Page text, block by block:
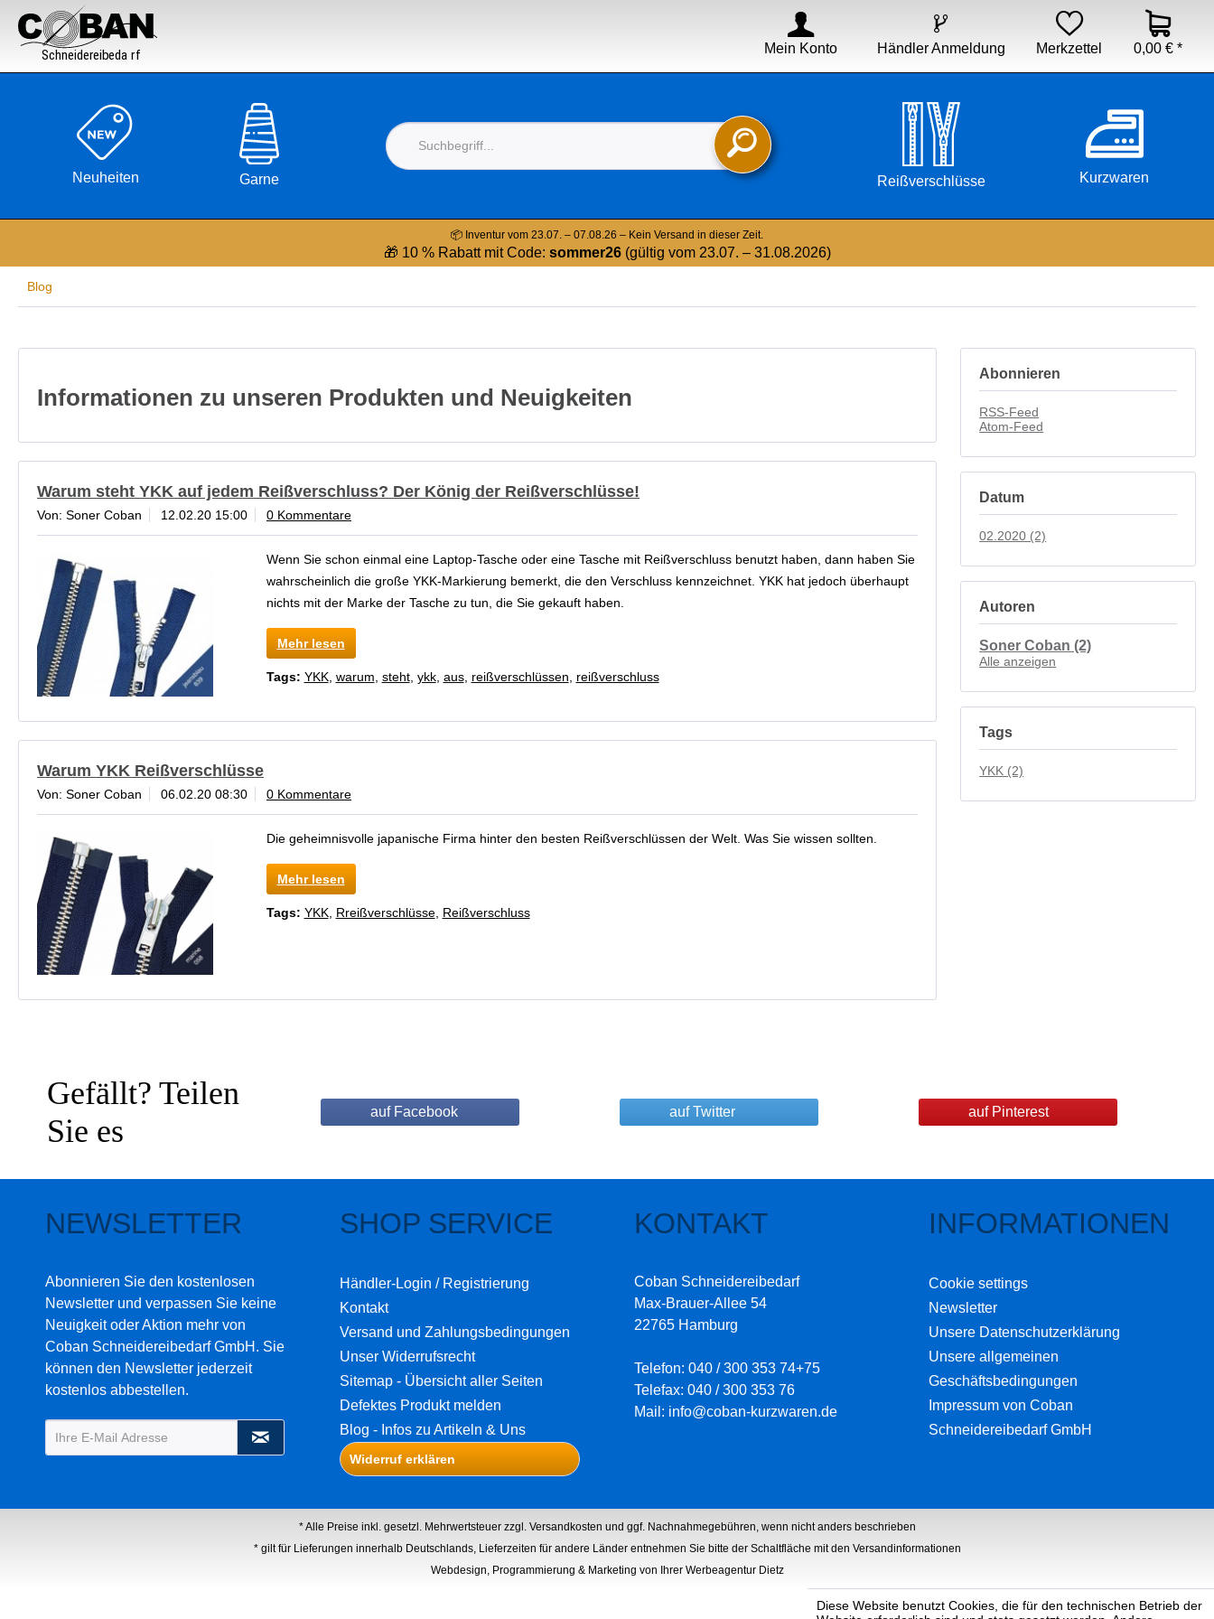
Mein Konto Händler Anmeldung

Merkzettel

0,00 € *

Neuheiten Garne

Reißverschlüsse Kurzwaren
📦 Inventur vom 23.07. – 07.08.26 – Kein Versand in dieser Zeit.
🎁 10 % Rabatt mit Code: sommer26(gültig vom 23.07. – 31.08.2026)
Blog
Abonnieren
RSS-Feed
Atom-Feed
Datum
02.2020 (2)
Autoren
Soner Coban (2)
Alle anzeigen
Tags
YKK (2)
Informationen zu unseren Produkten und Neuigkeiten
Warum steht YKK auf jedem Reißverschluss? Der König der Reißverschlüsse!
Von: Soner Coban 12.02.20 15:00 0 Kommentare
Wenn Sie schon einmal eine Laptop-Tasche oder eine Tasche mit Reißverschluss benutzt haben, dann haben Sie
wahrscheinlich die große YKK-Markierung bemerkt, die den Verschluss kennzeichnet. YKK hat jedoch überhaupt
nichts mit der Marke der Tasche zu tun, die Sie gekauft haben.
Mehr lesen
Tags: YKK, warum steht, ykk, aus, reißverschlüssen reißverschluss
Warum YKK Reißverschlüsse
Von: Soner Coban 06.02.20 08:30 0 Kommentare
Die geheimnisvolle japanische Firma hinter den besten Reißverschlüssen der Welt. Was Sie wissen sollten.
Mehr lesen
Tags: YKK, Rreißverschlüsse, Reißverschluss
Gefällt? Teilen
Sie es
auf Facebook auf Twitter auf Pinterest
NEWSLETTER
Abonnieren Sie den kostenlosen
Newsletter und verpassen Sie keine
Neuigkeit oder Aktion mehr von
Coban Schneidereibedarf GmbH. Sie
können den Newsletter jederzeit
kostenlos abbestellen.
SHOP SERVICE
Händler-Login / Registrierung
Kontakt
Versand und Zahlungsbedingungen
Unser Widerrufsrecht
Sitemap - Übersicht aller Seiten
Defektes Produkt melden
Blog - Infos zu Artikeln & Uns
Widerruf erklären
KONTAKT
Coban Schneidereibedarf
Max-Brauer-Allee 54
22765 Hamburg
Telefon: 040 / 300 353 74+75
Telefax: 040 / 300 353 76
Mail: info@coban-kurzwaren.de
INFORMATIONEN
Cookie settings
Newsletter
Unsere Datenschutzerklärung
Unsere allgemeinen
Geschäftsbedingungen
Impressum von Coban
Schneidereibedarf GmbH
* Alle Preise inkl. gesetzl. Mehrwertsteuer zzgl. Versandkosten und ggf. Nachnahmegebühren, wenn nicht anders beschrieben
* gilt für Lieferungen innerhalb Deutschlands, Lieferzeiten für andere Länder entnehmen Sie bitte der Schaltfläche mit den Versandinformationen
Webdesign, Programmierung & Marketing von Ihrer Werbeagentur Dietz
Diese Website benutzt Cookies, die für den technischen Betrieb der